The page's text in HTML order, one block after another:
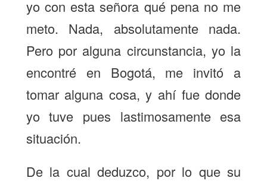
yo con esta señora qué pena no me
meto. Nada, absolutamente nada.
Pero por alguna circunstancia, yo la
encontré en Bogotá, me invitó a
tomar alguna cosa, y ahí fue donde
yo tuve pues lastimosamente esa
situación.
De la cual deduzco, por lo que su